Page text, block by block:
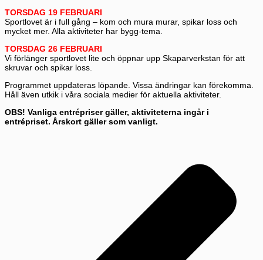
TORSDAG 19 FEBRUARI
Sportlovet är i full gång – kom och mura murar, spikar loss och
mycket mer. Alla aktiviteter har bygg-tema.
TORSDAG 26 FEBRUARI
Vi förlänger sportlovet lite och öppnar upp Skaparverkstan för att
skruvar och spikar loss.
Programmet uppdateras löpande. Vissa ändringar kan förekomma.
Håll även utkik i våra sociala medier för aktuella aktiviteter.
OBS! Vanliga entrépriser gäller, aktiviteterna ingår i
entrépriset. Årskort gäller som vanligt.